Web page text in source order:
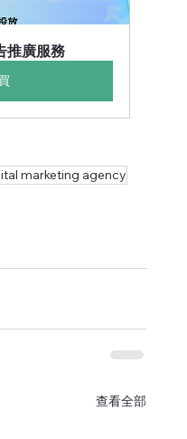
推廣服務
marketing agency
查看全部